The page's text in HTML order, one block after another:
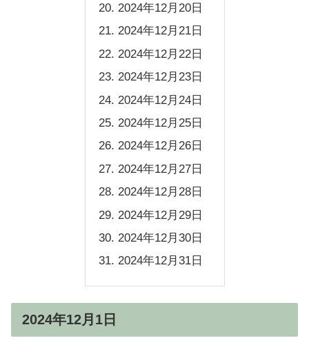
2024年12月20日
2024年12月21日
2024年12月22日
2024年12月23日
2024年12月24日
2024年12月25日
2024年12月26日
2024年12月27日
2024年12月28日
2024年12月29日
2024年12月30日
2024年12月31日
2024年12月1日